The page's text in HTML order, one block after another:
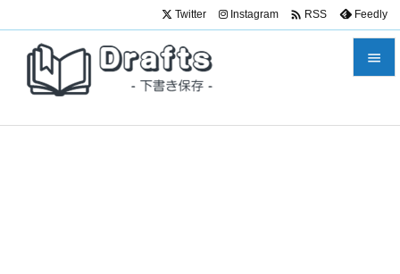

Twitter Instagram  RSS Feedly